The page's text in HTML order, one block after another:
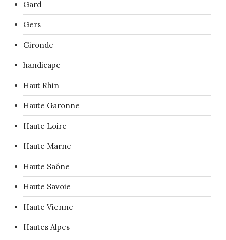
Gard
Gers
Gironde
handicape
Haut Rhin
Haute Garonne
Haute Loire
Haute Marne
Haute Saône
Haute Savoie
Haute Vienne
Hautes Alpes